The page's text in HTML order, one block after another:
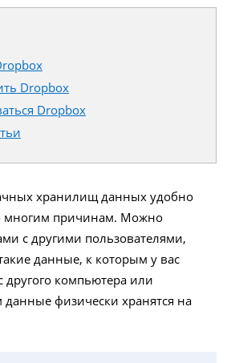
Dropbox
Dropbox
хранилищ данных удобно
многим причинам. Можно
с другими пользователями,
данные, к которым у вас
другого компьютера или
данные физически хранятся на